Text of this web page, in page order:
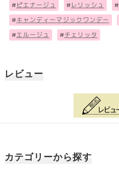
# ピエナージュ # レリッシュ #
#キャンディーマジックワンデー
#エルージュ #チェリッタ
レビュー
カテゴリーから探す